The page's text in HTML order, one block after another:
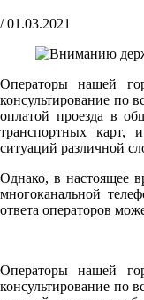
/ 01.03.2021
Операторы нашей
консультирование по
оплатой проезда в
транспортных карт,
ситуаций различной
Однако, в настоящее
многоканальной
ответа операторов
Операторы нашей
консультирование по